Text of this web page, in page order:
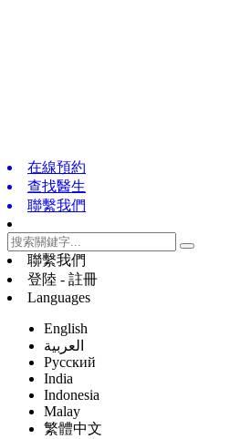
在線預約
查找醫生
聯繫我們
聯繫我們
登陸 - 註冊
Languages
English
العربية
Русский
India
Indonesia
Malay
繁體中文